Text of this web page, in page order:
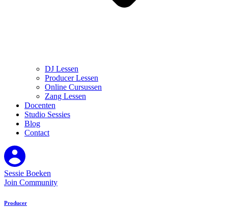
DJ Lessen
Producer Lessen
Online Cursussen
Zang Lessen
Docenten
Studio Sessies
Blog
Contact
Sessie Boeken
Join Community
Producer